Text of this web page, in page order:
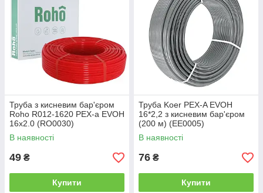
Труба з кисневим бар'єром
Roho R012-1620 PEX-a EVOH
16x2.0 (RO0030)
В наявності
49 ₴
Купити
Труба Koer PEX-A EVOH
16*2,2 з кисневим бар'єром
(200 м) (EE0005)
В наявності
76 ₴
Купити